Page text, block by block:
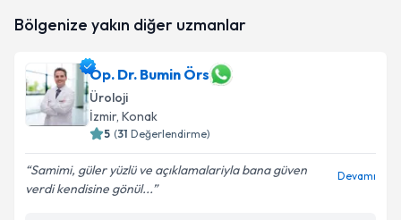
oluşturun. Size bu uzmandan randevu almanız için bir
E-posta Adresiniz
Kişisel verilerimin işlenmesine ilişkinAydınlatma
Metni'ni okudum ve kişisel verilerimin belirtilen
Bölgenize yakın diğer uzmanlar
Op. Dr. Bumin Örs
Üroloji
İzmir, Konak
5 (31 Değerlendirme)
Samimi, güler yüzlü ve açıklamalariyla bana güven
verdi kendisine gönül...
Devamı